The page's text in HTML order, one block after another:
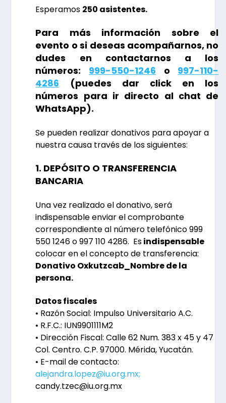
Esperamos 250 asistentes.
Para más información sobre el
evento o si deseas acompañarnos, no
dudes en contactarnos a los
números: 999-550-1246 o 997-110-
4286 (puedes dar click en los
números para ir directo al chat de
WhatsApp).
Se pueden realizar donativos para apoyar a
nuestra causa través de los siguientes:
1. DEPÓSITO O TRANSFERENCIA
BANCARIA
Una vez realizado el donativo, será
indispensable enviar el comprobante
correspondiente al número telefónico999
550 1246o997 110 4286. Esindispensable
colocar en el concepto de transferencia:
Donativo Oxkutzcab_Nombre de la
persona.
Datos fiscales
• Razón Social: Impulso Universitario A.C.
• R.F.C.: IUN9901111M2
• Dirección Fiscal: Calle 62 Num. 383 x 45 y 47
Col. Centro. C.P. 97000. Mérida, Yucatán.
• E-mail de contacto:
alejandra.lopez@iu.org.mx;
candy.tzec@iu.org.mx